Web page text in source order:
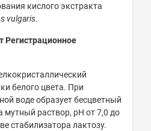
кислого экстракта
vulgaris.
Регистрационное
белого цвета. При
воде образует бесцветный
мутный раствор, рН от 7,0 до
стабилизатора лактозу.